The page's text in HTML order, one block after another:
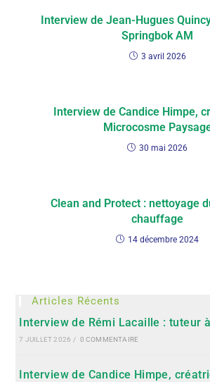
Interview de Jean-Hugues
Springbok AM
3 avril 2026
Interview de Candice Himpe,
Microcosme
30 mai 2026
Clean and Protect : nettoyage
chauffage
14 décembre 2024
Articles Récents
Interview de Rémi Lacaille : tuteur
7 JUILLET 2026 / 0 COMMENTAIRE
Interview de Candice Himpe,